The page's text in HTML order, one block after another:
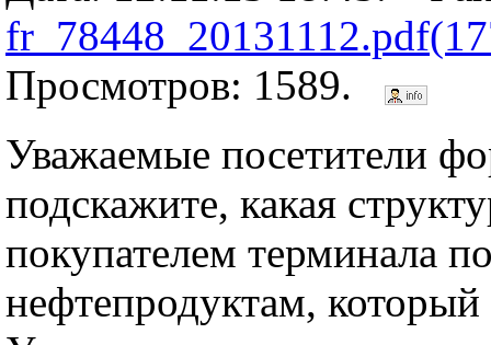
Просмотров: 1589.
Уважаемые посетители
подскажите, какая
покупателем терминала
нефтепродуктам, который